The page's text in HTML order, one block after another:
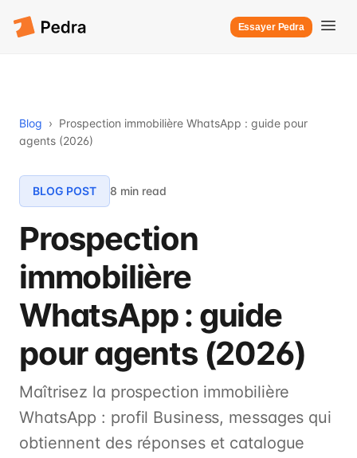
Essayer Pedra
Blog › Prospection immobilière WhatsApp : guide pour
agents (2026)
BLOG POST 8 min read
Prospection
immobilière
WhatsApp : guide
pour agents (2026)
Maîtrisez la prospection immobilière
WhatsApp : profil Business, messages qui
obtiennent des réponses et catalogue